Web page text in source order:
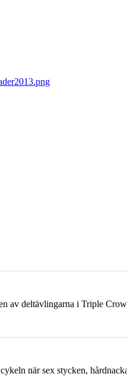
av deltävlingarna i Triple
när sex stycken,